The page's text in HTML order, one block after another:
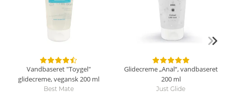
Vandbaseret "Toygel"
glidecreme, vegansk200 ml
Best Mate
Glidecreme „Anal“, vandbaseret
200 ml
Just Glide